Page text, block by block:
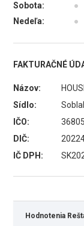
Sobota: ●
Nedeľa:
●
FAKTURAČNÉ
Názov:
Sídlo:
IČO:
DIČ:
IČ DPH:
Hodnotenia